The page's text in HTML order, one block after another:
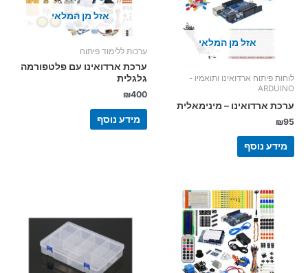
אזל מן המלאי
לוחות פיתוח ארדואינו ותואמיו -
ARDUINO
ערכת ארדואינו – מינימאלית
₪95
מידע נוסף
אזל מן המלאי
ערכות ללימוד פיתוח
ערכת ארדואינו עם פלטפורמה
גלגלית
₪400
מידע נוסף